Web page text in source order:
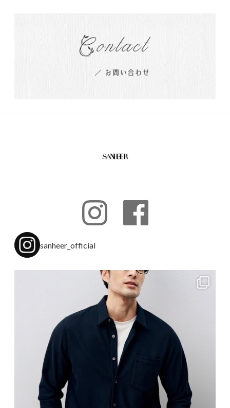
sanheer_official